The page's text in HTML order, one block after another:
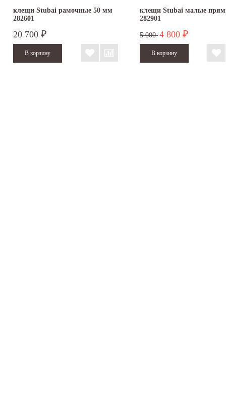
клещи Stubai рамочные 50 мм
282601
20 700 ₽
клещи Stubai малые
282901
5 000 4 800 ₽